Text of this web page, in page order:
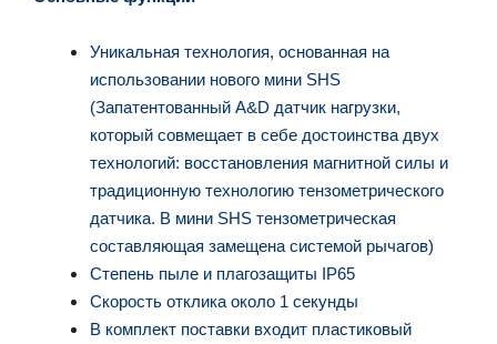
Уникальная технология, основанная на
использовании нового мини SHS
(Запатентованный A&D датчик нагрузки,
который совмещает в себе достоинства двух
технологий: восстановления магнитной силы и
традиционную технологию тензометрического
датчика. В мини SHS тензометрическая
составляющая замещена системой рычагов)
Степень пыле и плагозащиты IP65
Скорость отклика около 1 секунды
В комплект поставки входит пластиковый